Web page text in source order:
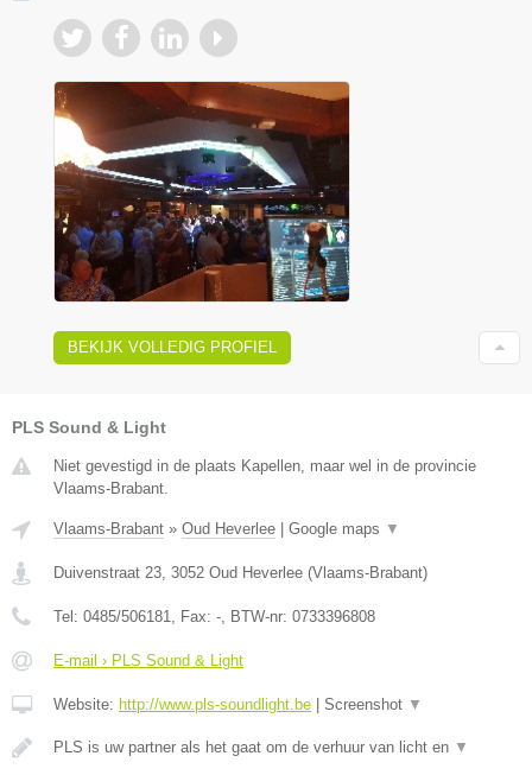
BEKIJK VOLLEDIG PROFIEL
PLS Sound & Light
Niet gevestigd in de plaats Kapellen, maar wel in de provincie
Vlaams-Brabant.
Vlaams-Brabant » Oud Heverlee Google maps ▼
Duivenstraat 23, 3052 Oud Heverlee (Vlaams-Brabant)
Tel: 0485/506181, Fax: -, BTW-nr: 0733396808
E-mail › PLS Sound & Light
Website: http://www.pls-soundlight.be Screenshot ▼
PLS is uw partner als het gaat om de verhuur van licht en ▼